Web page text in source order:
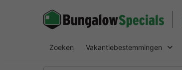
Zoeken Vakantiebestemmingen